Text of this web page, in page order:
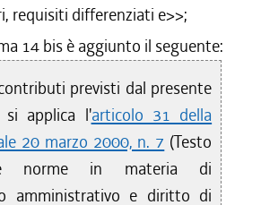
requisiti differenziati e>>;
14 bis è aggiunto il seguente:
previsti dal presente
si applica l'articolo 31 della
20 marzo 2000, n. 7 (Testo
norme in materia di
amministrativo e diritto di